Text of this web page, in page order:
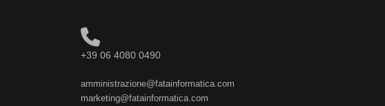
+39 06 4080 0490
amministrazione@fatainformatica.com
marketing@fatainformatica.com